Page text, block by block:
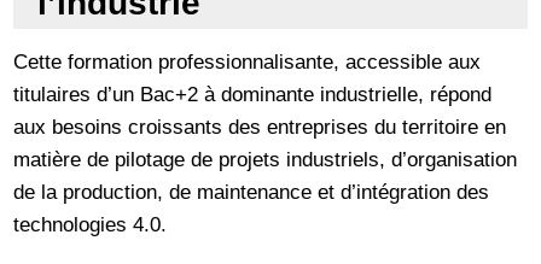
Cette formation professionnalisante, accessible aux
titulaires d’un Bac+2 à dominante industrielle, répond
aux besoins croissants des entreprises du territoire en
matière de pilotage de projets industriels, d’organisation
de la production, de maintenance et d’intégration des
technologies 4.0.